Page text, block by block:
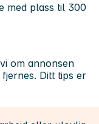
med plass til 300
om annonsen
Ditt tips er